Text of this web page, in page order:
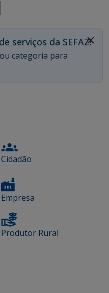
serviços da SEFAZ!
categoria para
Cidadão
Empresa
Produtor Rural